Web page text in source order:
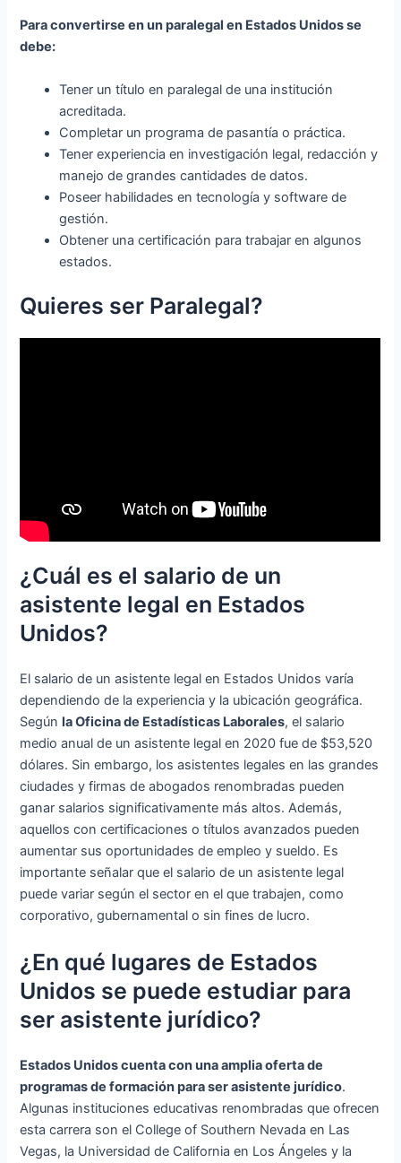
Para convertirse en un paralegal en Estados Unidos se
debe:
Tener un título en paralegal de una institución
acreditada.
Completar un programa de pasantía o práctica.
Tener experiencia en investigación legal, redacción y
manejo de grandes cantidades de datos.
Poseer habilidades en tecnología y software de
gestión.
Obtener una certificación para trabajar en algunos
estados.
Quieres ser Paralegal?
¿Cuál es el salario de un
asistente legal en Estados
Unidos?
El salario de un asistente legal en Estados Unidos varía
dependiendo de la experiencia y la ubicación geográfica.
Según la Oficina de Estadísticas Laborales, el salario
medio anual de un asistente legal en 2020 fue de $53,520
dólares. Sin embargo, los asistentes legales en las grandes
ciudades y firmas de abogados renombradas pueden
ganar salarios significativamente más altos. Además,
aquellos con certificaciones o títulos avanzados pueden
aumentar sus oportunidades de empleo y sueldo. Es
importante señalar que el salario de un asistente legal
puede variar según el sector en el que trabajen, como
corporativo, gubernamental o sin fines de lucro.
¿En qué lugares de Estados
Unidos se puede estudiar para
ser asistente jurídico?
Estados Unidos cuenta con una amplia oferta de
programas de formación para ser asistente jurídico.
Algunas instituciones educativas renombradas que ofrecen
esta carrera son el College of Southern Nevada en Las
Vegas, la Universidad de California en Los Ángeles y la